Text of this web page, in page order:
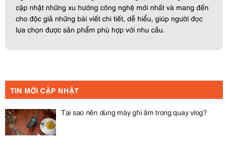
cập nhật những xu hướng công nghệ mới nhất và mang đến
cho độc giả những bài viết chi tiết, dễ hiểu, giúp người đọc
lựa chọn được sản phẩm phù hợp với nhu cầu.
TIN MỚI CẬP NHẬT
Tại sao nên dùng máy ghi âm trong quay vlog?